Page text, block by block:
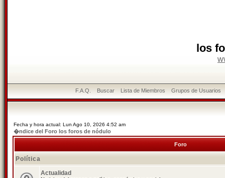
los
F.A.Q. Buscar Lista de Miembros Grupos de Usuarios
Fecha y hora actual: Lun Ago 10, 2026 4:52 am
�ndice del Foro los foros de nódulo
Foro
Política
Actualidad